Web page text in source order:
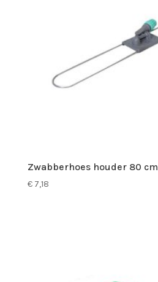
Zwabberhoes houder 80 cm
€7,18